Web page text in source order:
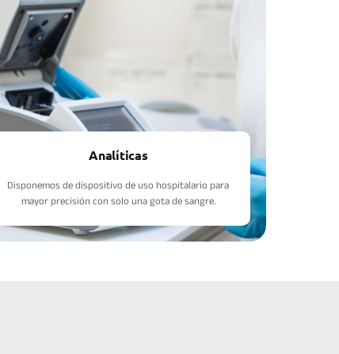
Analíticas
Disponemos de dispositivo de uso hospitalario para
mayor precisión con solo una gota de sangre.